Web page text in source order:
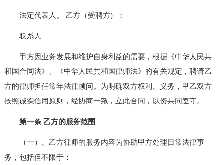
法定代表人。 乙方（受聘方）：
联系人
甲方因业务发展和维护自身利益的需要，根据《中华人民共
和国合同法》、《中华人民共和国律师法》的有关规定，聘请乙
方的律师担任常年法律顾问。为明确双方权利、义务，甲乙双方
按照诚实信用原则，经协商一致，立此合同，以资共同遵守。
第一条 乙方的服务范围
（一）、乙方律师的服务内容为协助甲方处理日常法律事
务，包括但不限于：